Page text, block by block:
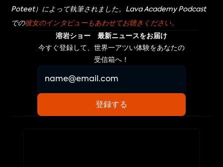
Poteet）によって執筆されました。Lava Academy Podcast
での彼女のインタビューもあわせてお聴きください。
溶岩ショー 最新ニュースをお届け
今すぐ登録して、世界一アツい体験をあなたの
受信箱へ！